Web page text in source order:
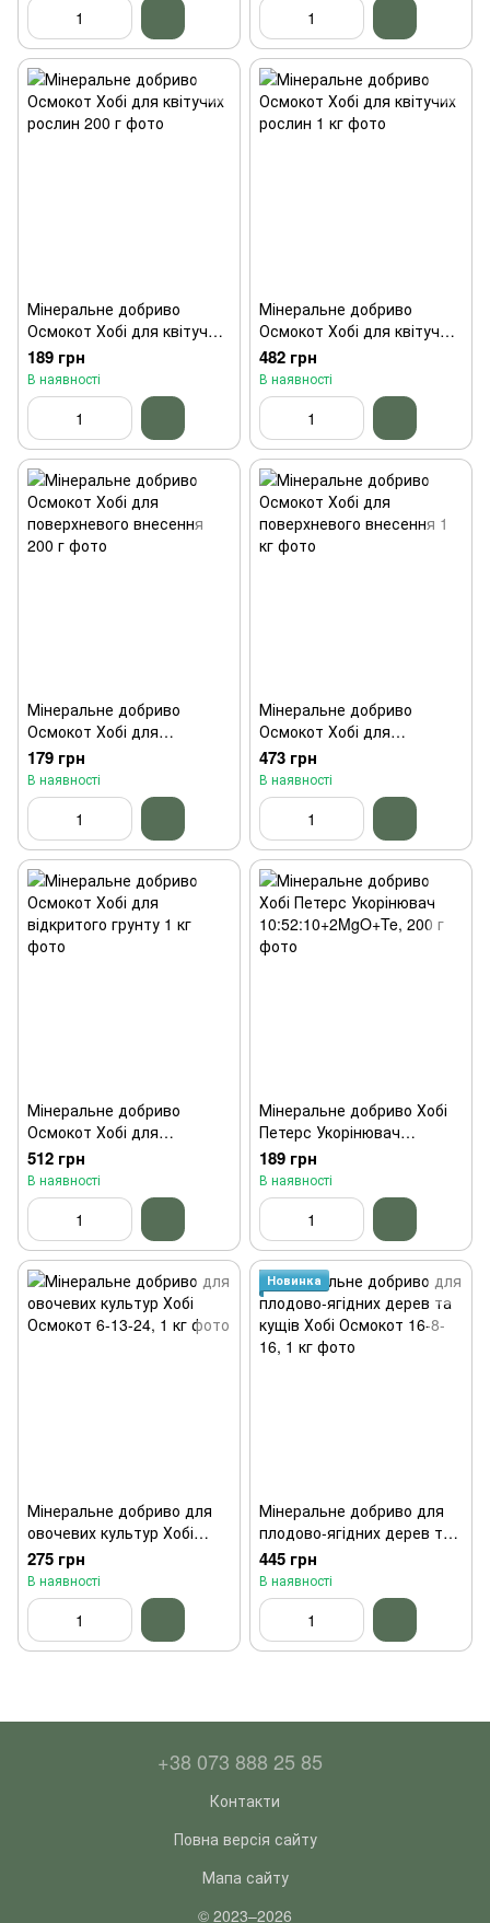
Мінеральне добриво
Осмокот Хобі для квітучих
рослин 200 г
189 грн
В наявності
Мінеральне добриво
Осмокот Хобі для квітучих
рослин 1 кг
482 грн
В наявності
Мінеральне добриво
Осмокот Хобі для
поверхневого внесення
200 г
179 грн
В наявності
Мінеральне добриво
Осмокот Хобі для
поверхневого внесення 1
кг
473 грн
В наявності
Мінеральне добриво
Осмокот Хобі для
відкритого грунту 1 кг
512 грн
В наявності
Мінеральне добриво Хобі
Петерс Укорінювач
10:52:10+2MgO+Te, 200 г
189 грн
В наявності
Мінеральне добриво для
овочевих культур Хобі
Осмокот 6-13-24, 1 кг
275 грн
В наявності
Новинка
Мінеральне добриво для
плодово-ягідних дерев та
кущів Хобі Осмокот 16-8-
16, 1 кг
445 грн
В наявності
+38 073 888 25 85
Контакти
Повна версія сайту
Мапа сайту
© 2023–2026